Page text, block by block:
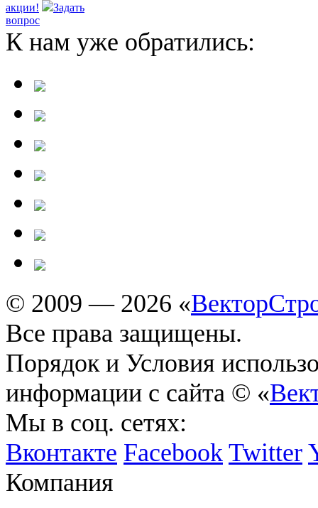
акции!
Задать
вопрос
К нам уже обратились:
© 2009 — 2026 «
Все права защищены.
Порядок и Условия
информации с сайта © «
Мы в соц. сетях:
Вконтакте Facebook Twitter
Компания